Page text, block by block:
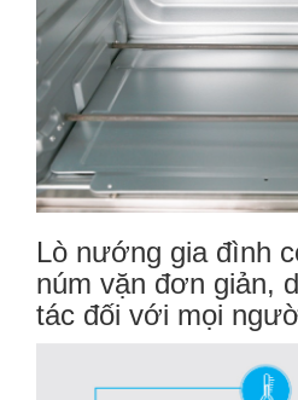
Lò nướng gia đình
núm vặn đơn giản,
tác đối với mọi